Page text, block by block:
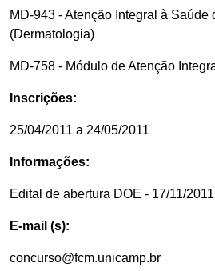
MD-943 - Atenção Integral à Saúde
(Dermatologia)
MD-758 - Módulo de Atenção
Inscrições:
25/04/2011 a 24/05/2011
Informações:
Edital de abertura DOE - 17/11/2011
E-mail (s):
concurso@fcm.unicamp.br